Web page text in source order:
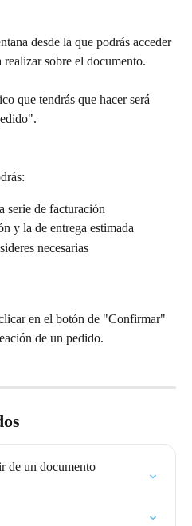
desde la que podrás acceder
realizar sobre el documento.
que tendrás que hacer será
serie de facturación
y la de entrega estimada
necesarias
en el botón de "Confirmar"
de un pedido.
de un documento